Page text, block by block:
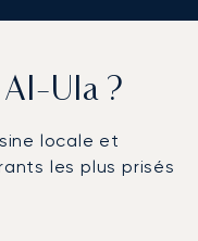
Al-Ula ?
locale et
les plus prisés